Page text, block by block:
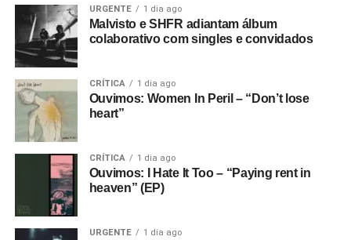
URGENTE 1 dia ago
Malvisto e SHFR adiantam álbum
colaborativo com singles e convidados
CRÍTICA 1 dia ago
Ouvimos: Women In Peril – “Don’t lose
heart”
CRÍTICA 1 dia ago
Ouvimos: I Hate It Too – “Paying rent in
heaven” (EP)
URGENTE 1 dia ago